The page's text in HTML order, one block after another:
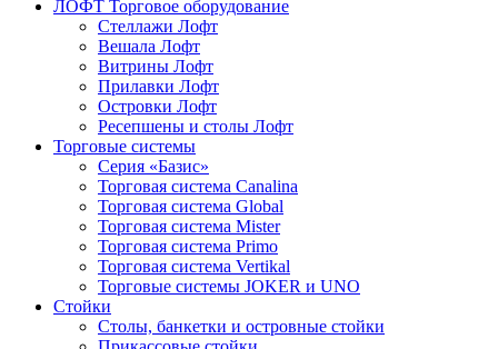
ЛОФТ Торговое оборудование
Стеллажи Лофт
Вешала Лофт
Витрины Лофт
Прилавки Лофт
Островки Лофт
Ресепшены и столы Лофт
Торговые системы
Серия «Базис»
Торговая система Canalina
Торговая система Global
Торговая система Mister
Торговая система Primo
Торговая система Vertikal
Торговые системы JOKER и UNO
Стойки
Столы, банкетки и островные стойки